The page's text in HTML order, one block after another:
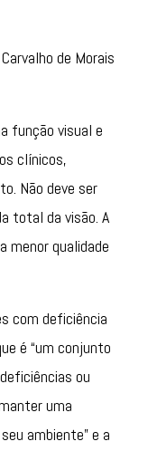
de Morais
função visual e
clínicos,
Não deve ser
total da visão. A
menor qualidade
com deficiência
é “um conjunto
ou
uma
ambiente” e a